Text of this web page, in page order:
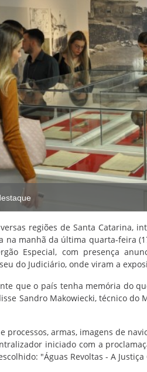
regiões de Santa Catarina,
na manhã da última quarta-feira
Especial, com presença
do Judiciário, onde viram a
que o país tenha memória do
Sandro Makowiecki, técnico
processos, armas, imagens de
iniciado com a
"Águas Revoltas - A